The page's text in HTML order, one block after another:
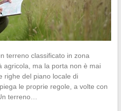
terreno classificato in zona
agricola, ma la porta non è mai
righe del piano locale di
le proprie regole, a volte con
terreno…